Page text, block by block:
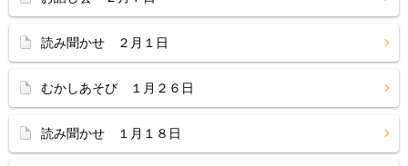
読み聞かせ ２月１日
むかしあそび １月２６日
読み聞かせ １月１８日